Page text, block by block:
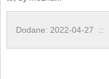
Dodane: 2022-04-27 ::